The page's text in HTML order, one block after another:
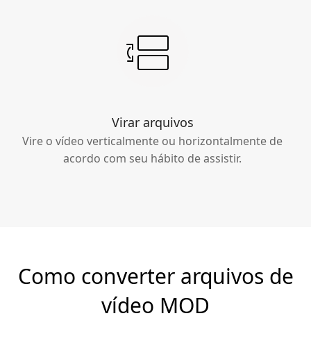
Virar arquivos
Vire o vídeo verticalmente ou horizontalmente de
acordo com seu hábito de assistir.
Como converter arquivos de
vídeo MOD